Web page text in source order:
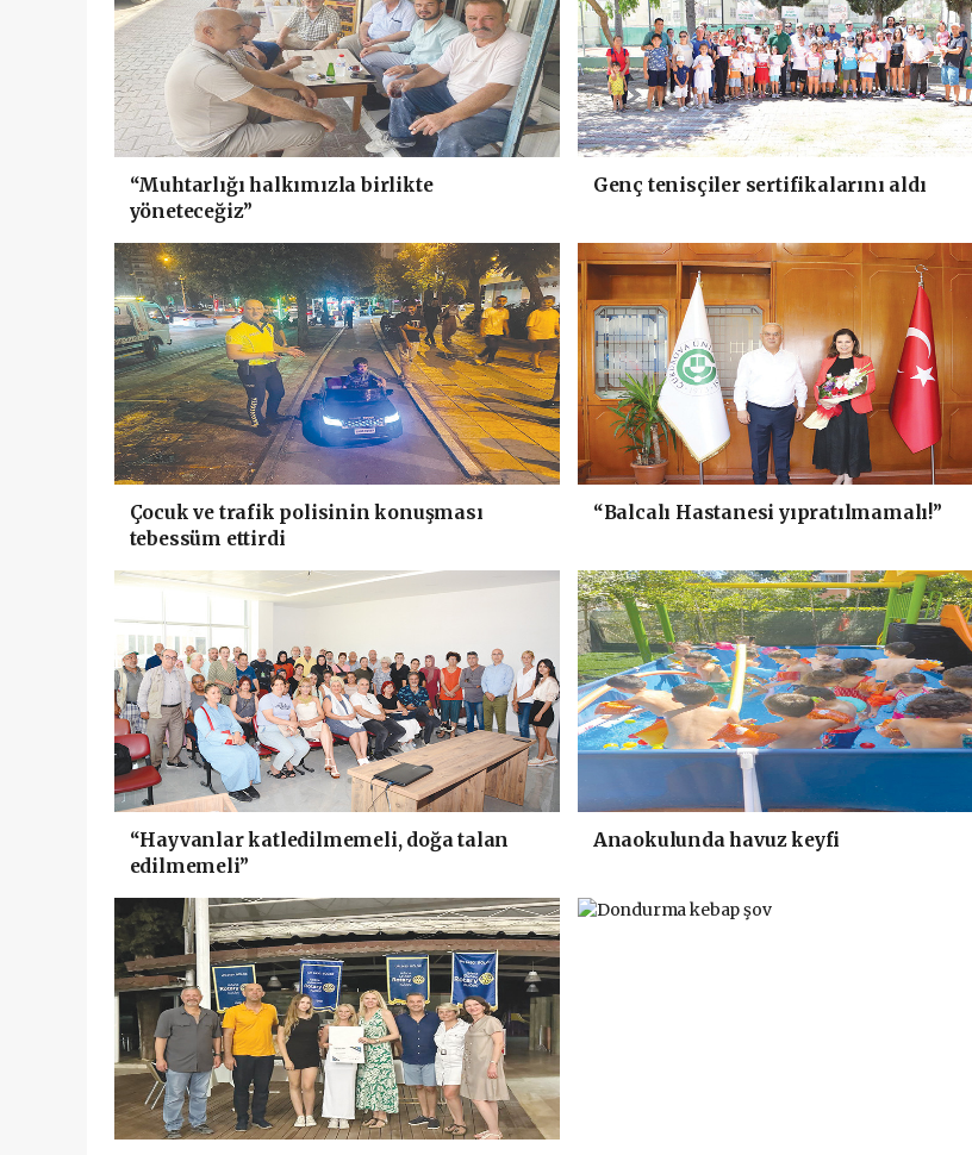
“Muhtarlığı halkımızla birlikte
yöneteceğiz”
Genç tenisçiler sertifikalarını aldı
Çocuk ve trafik polisinin konuşması
tebessüm ettirdi
“Balcalı Hastanesi yıpratılmamalı!”
“Hayvanlar katledilmemeli, doğa talan
edilmemeli”
Anaokulunda havuz keyfi